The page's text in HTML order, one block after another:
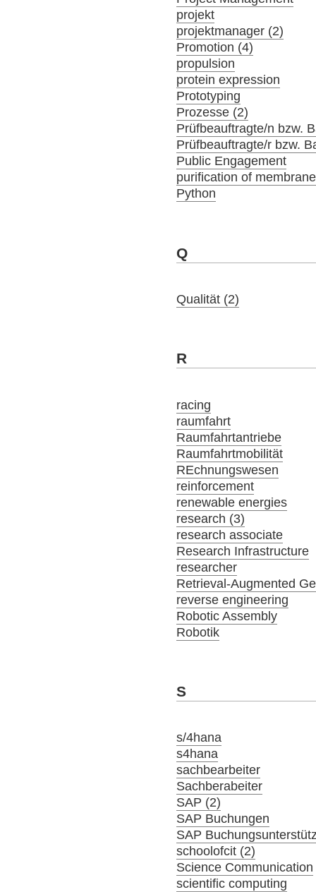
projekt
projektmanager (2)
Promotion (4)
propulsion
protein expression
Prototyping
Prozesse (2)
Prüfbeauftragte/n bzw.
Prüfbeauftragte/r bzw.
Public Engagement
purification of
Python
Q
Qualität (2)
R
racing
raumfahrt
Raumfahrtantriebe
Raumfahrtmobilität
REchnungswesen
reinforcement
renewable energies
research (3)
research associate
Research Infrastructure
researcher
Retrieval-Augmented
reverse engineering
Robotic Assembly
Robotik
S
s/4hana
s4hana
sachbearbeiter
Sachberabeiter
SAP (2)
SAP Buchungen
SAP
schoolofcit (2)
Science Communication
scientific computing